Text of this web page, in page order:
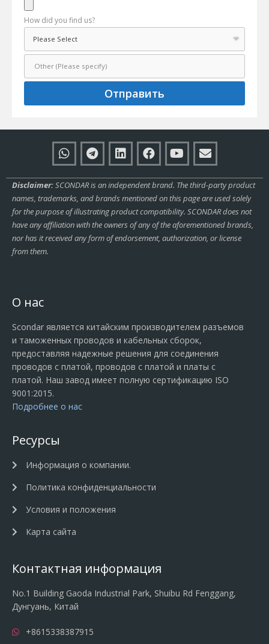
How did you find us?
Отправить
Disclaimer:SCONDAR is an independent brand. The third-party product
names, trademarks, and brands mentioned on this page are used solely
for the purpose of illustrating product compatibility. SCONDAR does not
have any affiliation with the owners of any of the aforementioned brands,
nor has it received any form of endorsement, authorization, or license
from them.
О нас
Scondar является китайским производителем разъемов
и таможенных проводов и кабельных сборок,
предоставляя надежные решения для соединения
проводов с платой, проводов с платой и платы с
платой. Наш завод имеет полную сертификацию ISO
9001:2015.
Подробнее о нас
Ресурсы
Информация о компании.
Политика конфиденциальности
Условия и положения
Карта сайта
Контактная информация
No.1 Building Gaoda Industrial Park, Shuibu Rd Fenggang,
Дунгуань, Китай
+8615338387915